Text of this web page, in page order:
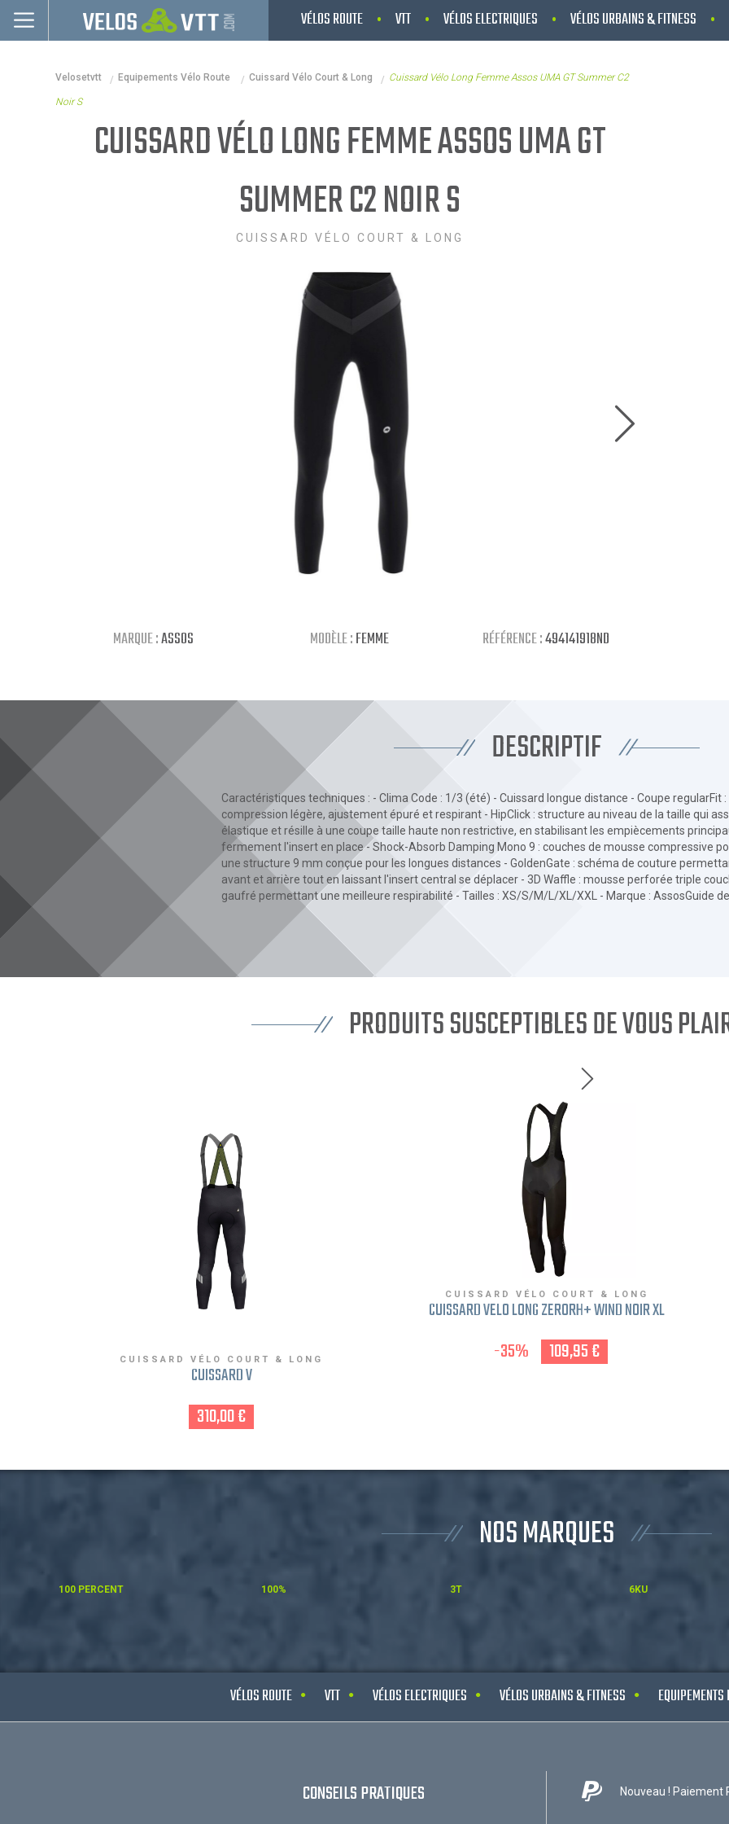
VÉLOS ROUTE VTT VÉLOS ELECTRIQUES VÉLOS URBAINS & FITNESS
Vélos electriques
Velosetvtt Equipements Vélo Route Cuissard Vélo Court & Long Cuissard Vélo Long Femme Assos UMA GT Summer C2
Noir S
CUISSARD VÉLO LONG FEMME ASSOS UMA GT
SUMMER C2 NOIR S
CUISSARD VÉLO COURT & LONG
MARQUE :ASSOS MODÈLE :FEMME RÉFÉRENCE :494141918ND
DESCRIPTIF
Caractéristiques techniques : - Clima Code : 1/3 (été) - Cuissard longue distance - Coupe regularFit
compression légère, ajustement épuré et respirant - HipClick : structure au niveau de la taille qui
élastique et résille à une coupe taille haute non restrictive, en stabilisant les empiècements
fermement l'insert en place - Shock-Absorb Damping Mono 9 : couches de mousse compressive
une structure 9 mm conçue pour les longues distances - GoldenGate : schéma de couture
avant et arrière tout en laissant l'insert central se déplacer - 3D Waffle : mousse perforée triple
gaufré permettant une meilleure respirabilité - Tailles : XS/S/M/L/XL/XXL - Marque : AssosGuide
PRODUITS SUSCEPTIBLES DE VOUS
CUISSARD VÉLO COURT & LONG
CUISSARD V
310,00 €
CUISSARD VÉLO COURT & LONG
CUISSARD VÉLO LONG ZERORH+ WIND NOIR XL
-35% 109,95 €
NOS MARQUES
100 PERCENT 100% 3T 6KU
VÉLOS ROUTE VTT VÉLOS ELECTRIQUES VÉLOS URBAINS & FITNESS EQUIPEMENTS
CONSEILS PRATIQUES Nouveau ! Paiement